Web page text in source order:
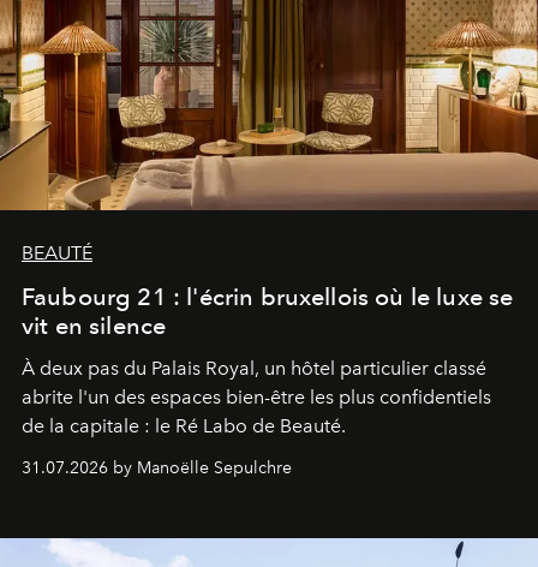
BEAUTÉ
Faubourg 21 : l'écrin bruxellois où le luxe se
vit en silence
À deux pas du Palais Royal, un hôtel particulier classé
abrite l'un des espaces bien-être les plus confidentiels
de la capitale : le Ré Labo de Beauté.
31.07.2026 by Manoëlle Sepulchre